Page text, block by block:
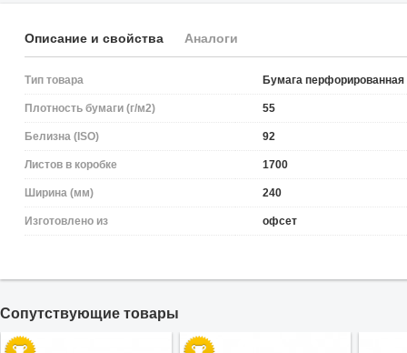
Описание и свойства Аналоги
Тип товара Бумага перфорированная
Плотность бумаги (г/м2) 55
Белизна (ISO) 92
Листов в коробке 1700
Ширина (мм) 240
Изготовлено из офсет
Cопутствующие товары